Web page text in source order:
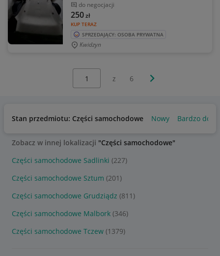
do negocjacji
KUP TERAZ
250zł
SPRZEDAJĄCY: OSOBA PRYWATNA
Kwidzyn
z 6 Następna strona
Stan przedmiotu: Części samochodowe Nowy Bardzo
Zobacz w innej lokalizacji "Części samochodowe"
Części samochodowe Sadlinki (227)
Części samochodowe Sztum (201)
Części samochodowe Grudziądz (811)
Części samochodowe Malbork (346)
Części samochodowe Tczew (1379)